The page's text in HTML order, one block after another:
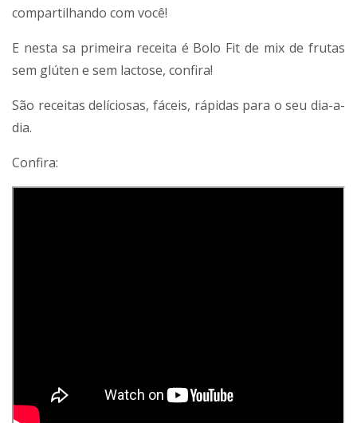
compartilhando com você!
E nesta sa primeira receita é Bolo Fit de mix de frutas
sem glúten e sem lactose, confira!
São receitas delíciosas, fáceis, rápidas para o seu dia-a-
dia.
Confira: